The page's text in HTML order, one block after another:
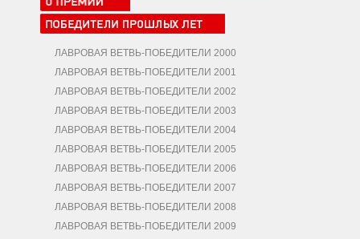
ЛАВРОВАЯ ВЕТВЬ-ПОБЕДИТЕЛИ 2000
ЛАВРОВАЯ ВЕТВЬ-ПОБЕДИТЕЛИ 2001
ЛАВРОВАЯ ВЕТВЬ-ПОБЕДИТЕЛИ 2002
ЛАВРОВАЯ ВЕТВЬ-ПОБЕДИТЕЛИ 2003
ЛАВРОВАЯ ВЕТВЬ-ПОБЕДИТЕЛИ 2004
ЛАВРОВАЯ ВЕТВЬ-ПОБЕДИТЕЛИ 2005
ЛАВРОВАЯ ВЕТВЬ-ПОБЕДИТЕЛИ 2006
ЛАВРОВАЯ ВЕТВЬ-ПОБЕДИТЕЛИ 2007
ЛАВРОВАЯ ВЕТВЬ-ПОБЕДИТЕЛИ 2008
ЛАВРОВАЯ ВЕТВЬ-ПОБЕДИТЕЛИ 2009